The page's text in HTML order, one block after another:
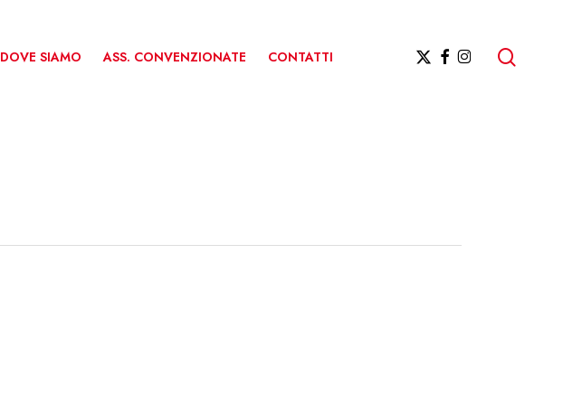
DOVE SIAMO ASS. CONVENZIONATE CONTATTI X-
TWITTER
FACEBOOK
INSTAGRAM